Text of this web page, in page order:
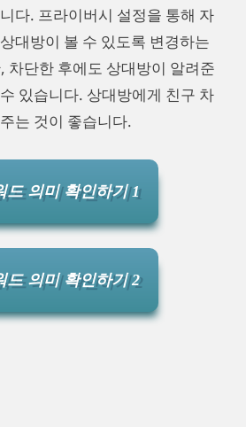
다. 프라이버시 설정을 통해 자
대방이 볼 수 있도록 변경하는
차단한 후에도 상대방이 알려준
있습니다. 상대방에게 친구 차
는 것이 좋습니다.
드 의미 확인하기 1
드 의미 확인하기 2